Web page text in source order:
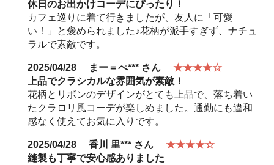
休日のお出かけコーデにぴったり！
カフェ巡りに着て行きましたが、友人に「可愛
い！」と褒められました♪花柄が派手すぎず、ナチュ
ラルで素敵です。
2025/04/28 まー＝ぺ*** さん
★★★★☆
上品でクラシカルな雰囲気が素敵！
花柄とリボンのデザインがとても上品で、落ち着い
たクラロリ風コーデが楽しめました。通勤にも違和
感なく使えてお気に入りです。
2025/04/28 香川 里*** さん
★★★★☆
縫製も丁寧で安心感ありました